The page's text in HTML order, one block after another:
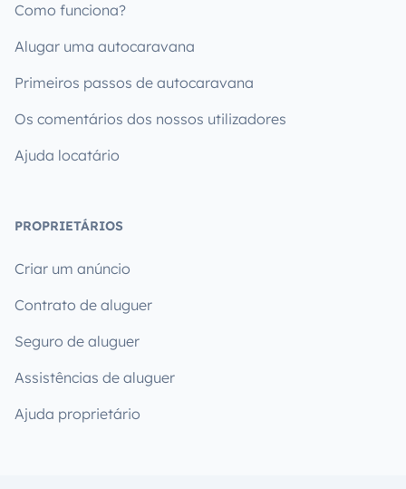
Como funciona?
Alugar uma autocaravana
Primeiros passos de autocaravana
Os comentários dos nossos utilizadores
Ajuda locatário
PROPRIETÁRIOS
Criar um anúncio
Contrato de aluguer
Seguro de aluguer
Assistências de aluguer
Ajuda proprietário